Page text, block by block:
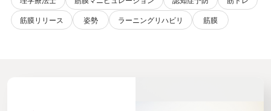
筋膜リリース
姿勢 ラーニングリハビリ 筋膜